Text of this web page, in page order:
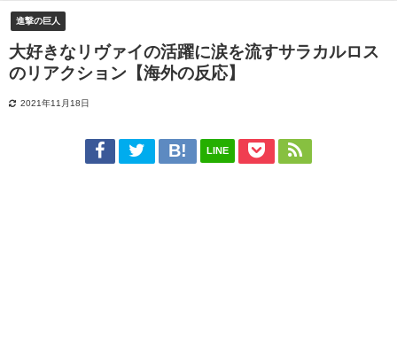
進撃の巨人
大好きなリヴァイの活躍に涙を流すサラカルロス
のリアクション【海外の反応】
2021年11月18日
LINE